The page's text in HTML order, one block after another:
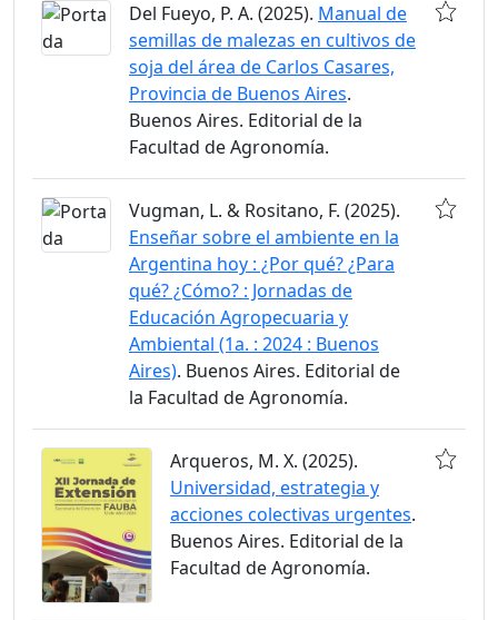
Del Fueyo, P. A. (2025). Manual de
semillas de malezas en cultivos de
soja del área de Carlos Casares,
Provincia de Buenos Aires.
Buenos Aires. Editorial de la
Facultad de Agronomía.
Vugman, L. & Rositano, F. (2025).
Enseñar sobre el ambiente en la
Argentina hoy : ¿Por qué? ¿Para
qué? ¿Cómo? : Jornadas de
Educación Agropecuaria y
Ambiental (1a. : 2024 : Buenos
Aires). Buenos Aires. Editorial de
la Facultad de Agronomía.
Arqueros, M. X. (2025).
Universidad, estrategia y
acciones colectivas urgentes.
Buenos Aires. Editorial de la
Facultad de Agronomía.